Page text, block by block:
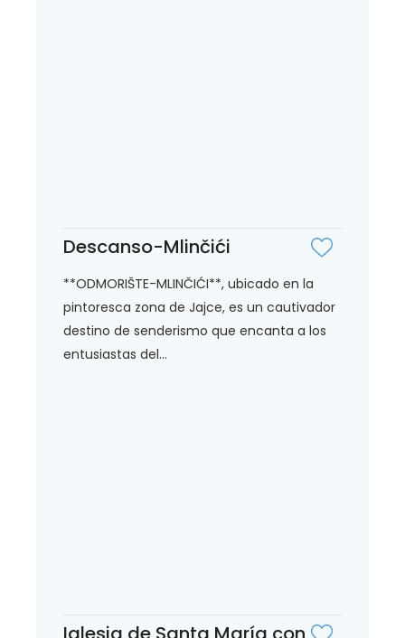
Descanso-Mlinčići
**ODMORIŠTE-MLINČIĆI**, ubicado en la
pintoresca zona de Jajce, es un cautivador
destino de senderismo que encanta a los
entusiastas del...